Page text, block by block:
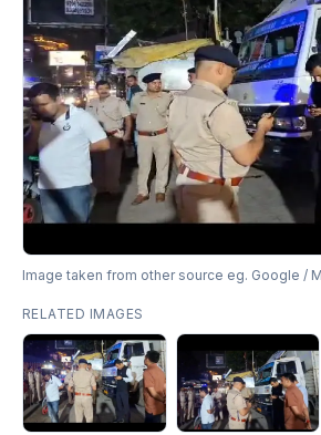
Image taken from other source eg. Google /
RELATED IMAGES